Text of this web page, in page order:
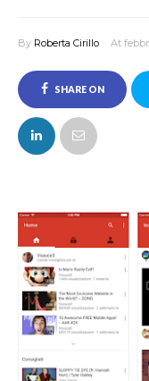
By Roberta Cirillo At
SHARE ON
FACEBOOK